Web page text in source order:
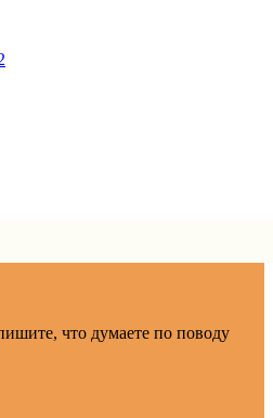
что думаете по поводу